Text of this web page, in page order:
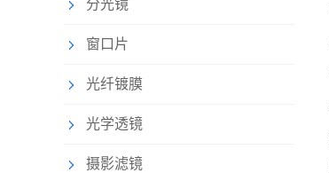
分光镜
窗口片
光纤镀膜
光学透镜
摄影滤镜